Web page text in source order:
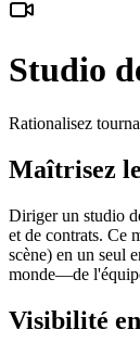
Studio
Rationalisez
Maîtrisez
Diriger un studio
et de contrats. Ce
scène) en un seul
monde—de
Visibilité